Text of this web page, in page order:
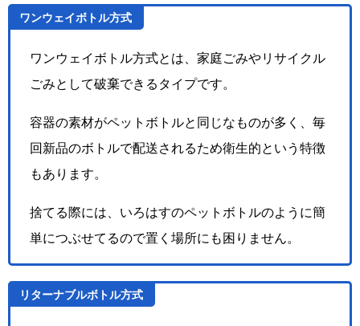
ワンウェイボトル方式
ワンウェイボトル方式とは、家庭ごみやリサイクル
ごみとして破棄できるタイプです。
容器の素材がペットボトルと同じなものが多く、毎
回新品のボトルで配送されるため衛生的という特徴
もあります。
捨てる際には、いろはすのペットボトルのように簡
単につぶせてるので置く場所にも困りません。
リターナブルボトル方式